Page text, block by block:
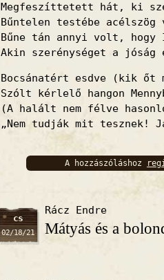
Megfeszíttetett hát, ki
Bűntelen testébe
Bűne tán annyi volt,
Akin szerénységet a
Bocsánatért esdve (kik őt
Szólt kérlelő hangon
(A halált nem félve
„Nem tudják mit tesznek!
A hozzászóláshoz
cs
02/18/21
Rácz Endre
Mátyás és a